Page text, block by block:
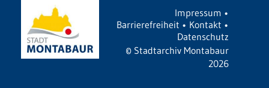
Impressum •
Barrierefreiheit • Kontakt •
Datenschutz
© Stadtarchiv Montabaur
2026